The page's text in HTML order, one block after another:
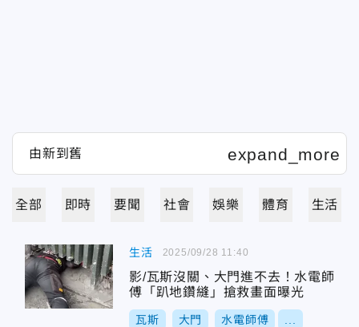
全部 即時 要聞 社會 娛樂 體育 生活
生活
影/瓦斯沒關、大門進不去！水電師
傅「趴地鑽縫」搶救畫面曝光
瓦斯 大門 水電師傅
2025/09/28 11:40